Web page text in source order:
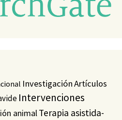
InvestigaciónArtículos
Intervenciones
animal Terapia asistida-